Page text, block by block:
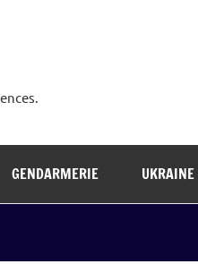
GENDARMERIE UKRAINE